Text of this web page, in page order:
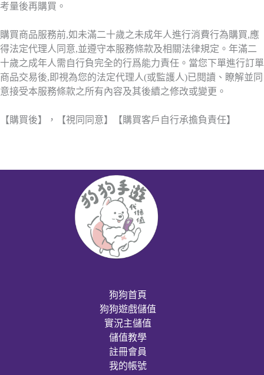
考量後再購買。
購買商品服務前,如未滿二十歲之未成年人進行消費行為購買,應
得法定代理人同意,並遵守本服務條款及相關法律規定。年滿二
十歲之成年人需自行負完全的行爲能力責任。當您下單進行訂單
商品交易後,即視為您的法定代理人(或監護人)已閱讀、瞭解並同
意接受本服務條款之所有內容及其後續之修改或變更。
【購買後】，【視同同意】【購買客戶自行承擔負責任】
狗狗首頁
狗狗遊戲儲值
實況主儲值
儲值教學
註冊會員
我的帳號